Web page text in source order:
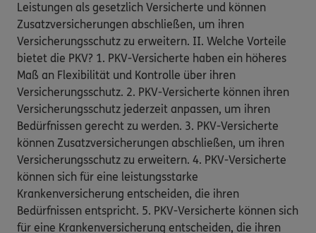
Leistungen als gesetzlich Versicherte und können
Zusatzversicherungen abschließen, um ihren
Versicherungsschutz zu erweitern. II. Welche Vorteile
bietet die PKV? 1. PKV-Versicherte haben ein höheres
Maß an Flexibilität und Kontrolle über ihren
Versicherungsschutz. 2. PKV-Versicherte können ihren
Versicherungsschutz jederzeit anpassen, um ihren
Bedürfnissen gerecht zu werden. 3. PKV-Versicherte
können Zusatzversicherungen abschließen, um ihren
Versicherungsschutz zu erweitern. 4. PKV-Versicherte
können sich für eine leistungsstarke
Krankenversicherung entscheiden, die ihren
Bedürfnissen entspricht. 5. PKV-Versicherte können sich
für eine Krankenversicherung entscheiden, die ihren